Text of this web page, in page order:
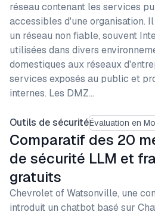
réseau contenant les services
accessibles d'une organisation.
un réseau non fiable, souvent
utilisées dans divers
domestiques aux réseaux
services exposés au public et
internes. Les DMZ…
Outils de sécuritéÉvaluation en
Comparatif des 20
de sécurité LLM et
gratuits
Chevrolet of Watsonville, une
introduit un chatbot basé sur